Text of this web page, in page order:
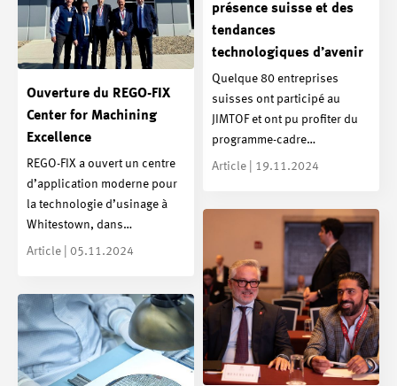
présence suisse et des
tendances
technologiques d’avenir
Quelque 80 entreprises
suisses ont participé au
JIMTOF et ont pu profiter du
programme-cadre…
Article | 19.11.2024
Ouverture du REGO-FIX
Center for Machining
Excellence
REGO-FIX a ouvert un centre
d’application moderne pour
la technologie d’usinage à
Whitestown, dans…
Article | 05.11.2024